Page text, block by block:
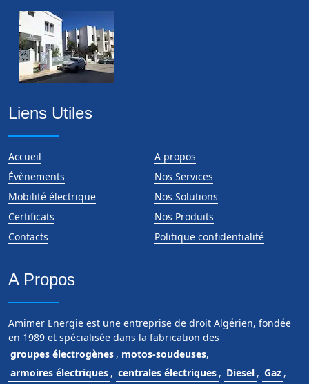
Liens Utiles
Accueil
A propos
Évènements
Nos Services
Mobilité électrique
Nos Solutions
Certificats
Nos Produits
Contacts
Politique confidentialité
A Propos
Amimer Energie est une entreprise de droit Algérien, fondée
en 1989 et spécialisée dans la fabrication des
groupes électrogènes , motos-soudeuses,
armoires électriques , centrales électriques , Diesel , Gaz ,